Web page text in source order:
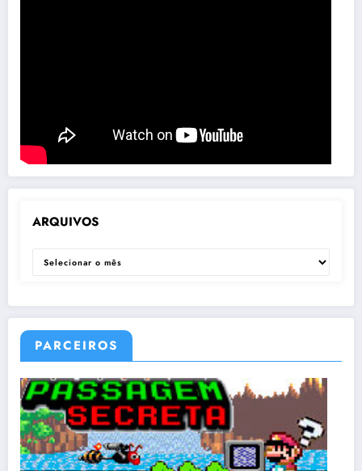
ARQUIVOS
ARQUIVOS
PARCEIROS